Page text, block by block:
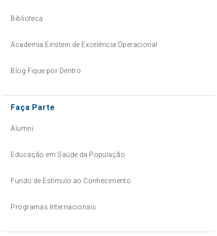
Biblioteca
Academia Einstein de Excelência Operacional
Blog Fique por Dentro
Faça Parte
Alumni
Educação em Saúde da População
Fundo de Estímulo ao Conhecimento
Programas Internacionais